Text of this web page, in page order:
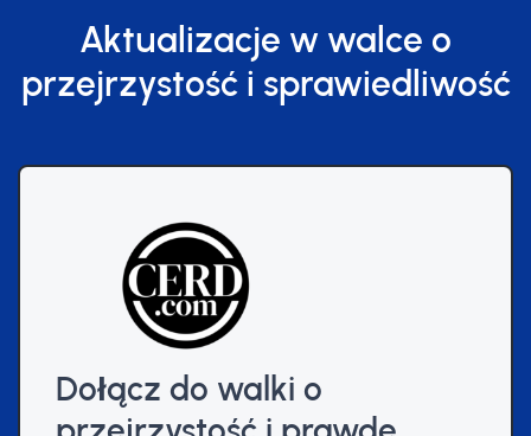
Aktualizacje w walce o
przejrzystość i sprawiedliwość
Dołącz do walki o